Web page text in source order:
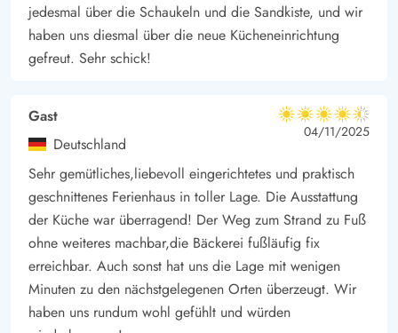
jedesmal über die Schaukeln und die Sandkiste, und wir
haben uns diesmal über die neue Kücheneinrichtung
gefreut. Sehr schick!
Gast
Deutschland
4.5 von 5
4.5 von 5
4.5 out of 5
04/11/2025
Sehr gemütliches,liebevoll eingerichtetes und praktisch
geschnittenes Ferienhaus in toller Lage. Die Ausstattung
der Küche war überragend! Der Weg zum Strand zu Fuß
ohne weiteres machbar,die Bäckerei fußläufig fix
erreichbar. Auch sonst hat uns die Lage mit wenigen
Minuten zu den nächstgelegenen Orten überzeugt. Wir
haben uns rundum wohl gefühlt und würden